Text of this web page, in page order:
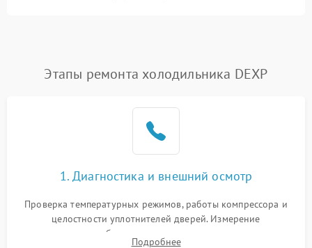
Этапы ремонта холодильника DEXP
1. Диагностика и внешний осмотр
Проверка температурных режимов, работы компрессора и
целостности уплотнителей дверей. Измерение
сопротивления обмоток мотора, проверка термостата и
Подробнее